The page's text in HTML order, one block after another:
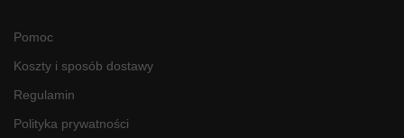
Pomoc
Koszty i sposób dostawy
Regulamin
Polityka prywatności